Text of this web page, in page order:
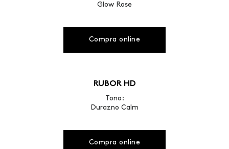
Glow Rose
Compra online
RUBOR HD
Tono:
Durazno Calm
Compra online